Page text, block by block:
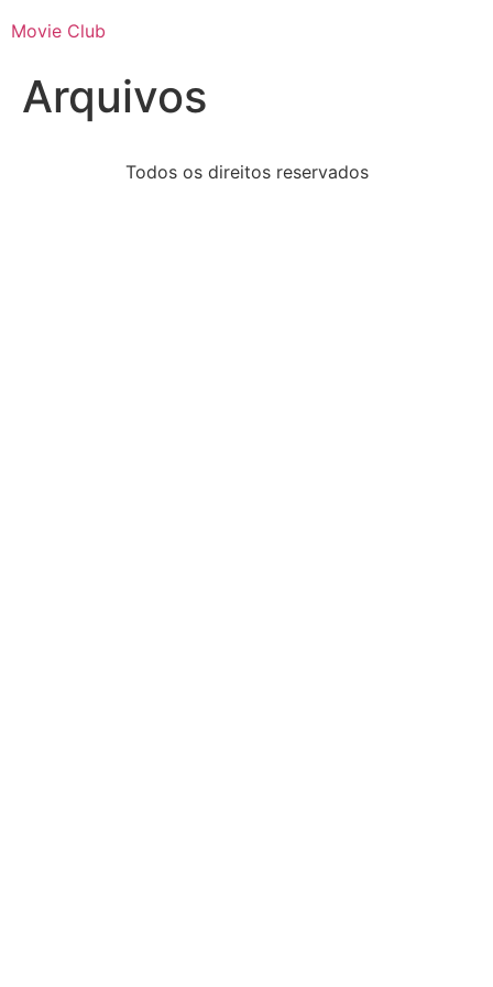
Movie Club
Arquivos
Todos os direitos reservados